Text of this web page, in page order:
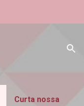
Curta nossa